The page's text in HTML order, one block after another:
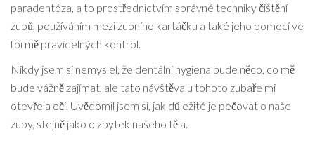
paradentóza, a to prostřednictvím správné techniky čištění
zubů, používáním mezi zubního kartáčku a také jeho pomocí ve
formě pravidelných kontrol.
Nikdy jsem si nemyslel, že dentální hygiena bude něco, co mě
bude vážně zajímat, ale tato návštěva u tohoto zubaře mi
otevřela oči. Uvědomil jsem si, jak důležité je pečovat o naše
zuby, stejně jako o zbytek našeho těla.